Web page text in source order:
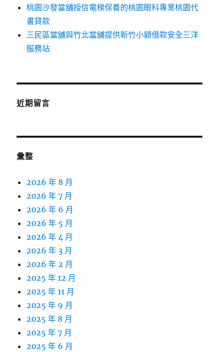
桃園沙發當舖授信電梯保養的桃園眼科專業桃園代
書貸款
三民區當舖與竹北當舖提供新竹小額借款安全三洋
服務站
近期留言
彙整
2026 年 8 月
2026 年 7 月
2026 年 6 月
2026 年 5 月
2026 年 4 月
2026 年 3 月
2026 年 2 月
2025 年 12 月
2025 年 11 月
2025 年 9 月
2025 年 8 月
2025 年 7 月
2025 年 6 月